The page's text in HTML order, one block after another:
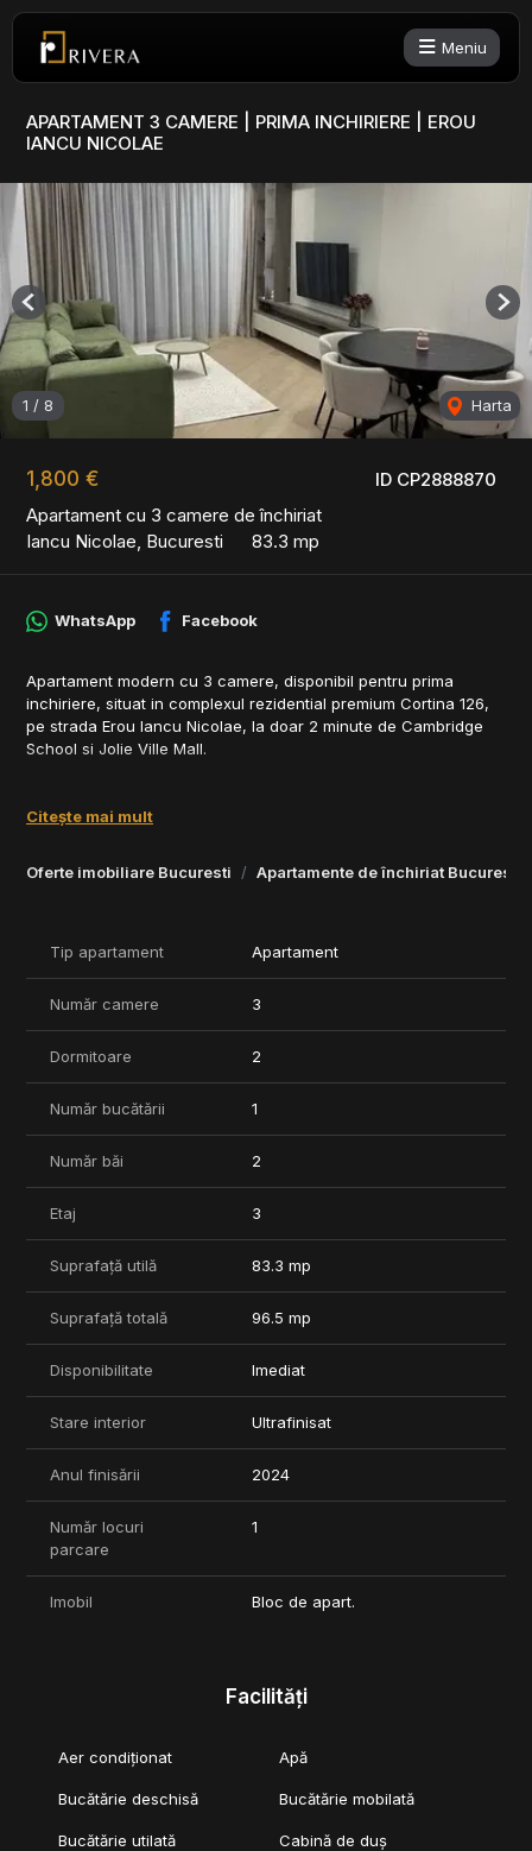
Meniu
APARTAMENT 3 CAMERE | PRIMA INCHIRIERE | EROU
IANCU NICOLAE
ID CP2888870
1,800 €
Apartament cu 3 camere de închiriat
Iancu Nicolae, Bucuresti
83.3 mp
1 / 8 Harta
Previous
Oferte imobiliare Bucuresti Apartamente de închiriat Bucuresti
WhatsApp Facebook
Apartament modern cu 3 camere, disponibil pentru prima
inchiriere, situat in complexul rezidential premium Cortina 126,
pe strada Erou Iancu Nicolae, la doar 2 minute de Cambridge
School si Jolie Ville Mall.
finalizat in decembrie 2024, si se inchiriaza complet mobilat si
terasa
- Dormitor matrimonial cu baie proprie
matrimonial
Apartamentul beneficiaza de 1 loc de parcare subteran inclus si
Ideal pentru cei care cauta un apartament nou, elegant, intr-o
Pentru mai multe detalii, va rugam sa ne contactati.
Citește mai mult
Tip apartament Apartament
Număr camere 3
Dormitoare 2
Număr bucătării 1
Număr băi 2
Etaj 3
Suprafață utilă 83.3 mp
Suprafață totală 96.5 mp
Disponibilitate Imediat
Stare interior Ultrafinisat
Anul finisării 2024
Număr locuri
parcare
1
Imobil Bloc de apart.
Facilități
Aer condiționat Apă
Bucătărie deschisă Bucătărie mobilată
Bucătărie utilată Cabină de duș